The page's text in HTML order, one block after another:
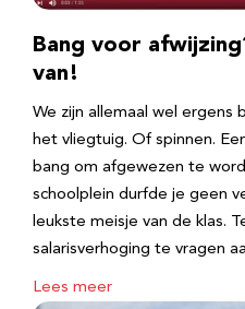
Bang voor
van!
We zijn allemaal wel ergens
het vliegtuig. Of spinnen.
bang om afgewezen te
schoolplein durfde je geen
leukste meisje van de klas.
salarisverhoging te vragen
Lees meer